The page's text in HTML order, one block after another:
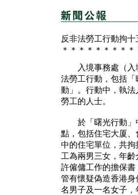
反非法勞工行動拘十
＊＊＊＊＊＊＊＊＊
入境事務處（入
法勞工行動，包括
動」。行動中，執
勞工的人士。
於「曙光行動」
點，包括住宅大厦
中的住宅單位，共
工為兩男三女，年
許僱傭工作的擔保
管有懷疑偽造香港
名男子及一名女子